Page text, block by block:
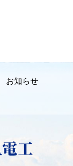
お知らせ